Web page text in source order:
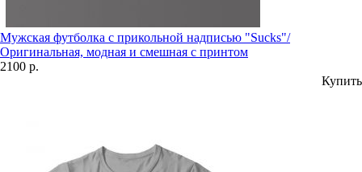
Мужская футболка с прикольной надписью "Sucks"/
Оригинальная, модная и смешная с принтом
2100 р.
Купить